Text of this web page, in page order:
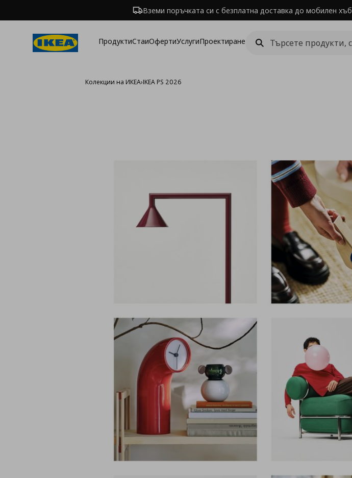
Вземи поръчката си с безплатна доставка до мобилен хъб
ПродуктиСтаиОфертиУслугиПроектиране
Колекции на ИКЕА›IKEA PS 2026